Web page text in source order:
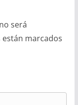
será
marcados